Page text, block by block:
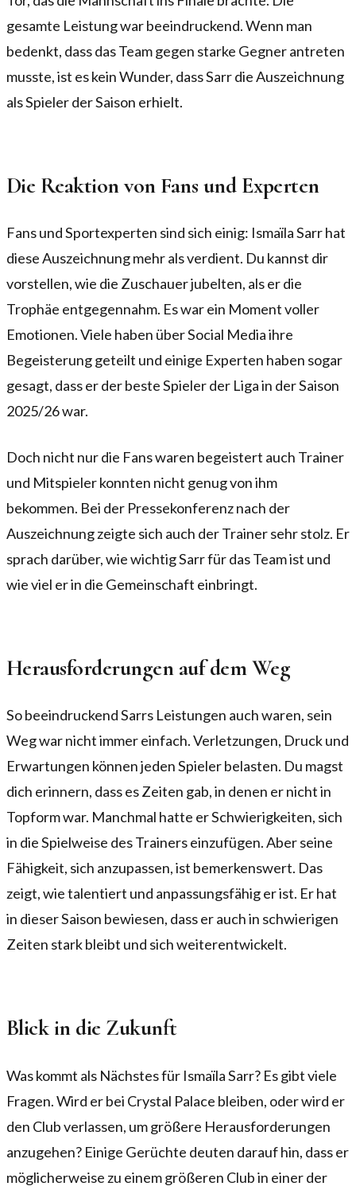
gesamte Leistung war beeindruckend. Wenn man
bedenkt, dass das Team gegen starke Gegner antreten
musste, ist es kein Wunder, dass Sarr die Auszeichnung
als Spieler der Saison erhielt.
Die Reaktion von Fans und Experten
Fans und Sportexperten sind sich einig: Ismaïla Sarr hat
diese Auszeichnung mehr als verdient. Du kannst dir
vorstellen, wie die Zuschauer jubelten, als er die
Trophäe entgegennahm. Es war ein Moment voller
Emotionen. Viele haben über Social Media ihre
Begeisterung geteilt und einige Experten haben sogar
gesagt, dass er der beste Spieler der Liga in der Saison
2025/26 war.
Doch nicht nur die Fans waren begeistert auch Trainer
und Mitspieler konnten nicht genug von ihm
bekommen. Bei der Pressekonferenz nach der
Auszeichnung zeigte sich auch der Trainer sehr stolz. Er
sprach darüber, wie wichtig Sarr für das Team ist und
wie viel er in die Gemeinschaft einbringt.
Herausforderungen auf dem Weg
So beeindruckend Sarrs Leistungen auch waren, sein
Weg war nicht immer einfach. Verletzungen, Druck und
Erwartungen können jeden Spieler belasten. Du magst
dich erinnern, dass es Zeiten gab, in denen er nicht in
Topform war. Manchmal hatte er Schwierigkeiten, sich
in die Spielweise des Trainers einzufügen. Aber seine
Fähigkeit, sich anzupassen, ist bemerkenswert. Das
zeigt, wie talentiert und anpassungsfähig er ist. Er hat
in dieser Saison bewiesen, dass er auch in schwierigen
Zeiten stark bleibt und sich weiterentwickelt.
Blick in die Zukunft
Was kommt als Nächstes für Ismaïla Sarr? Es gibt viele
Fragen. Wird er bei Crystal Palace bleiben, oder wird er
den Club verlassen, um größere Herausforderungen
anzugehen? Einige Gerüchte deuten darauf hin, dass er
möglicherweise zu einem größeren Club in einer der